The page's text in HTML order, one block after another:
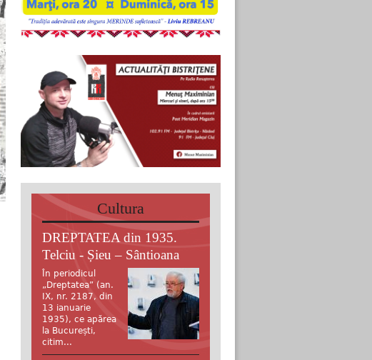
Cultura
DREPTATEA din 1935.
Telciu - Șieu – Sântioana
În periodicul
„Dreptatea” (an.
IX, nr. 2187, din
13 ianuarie
1935), ce apărea
la București,
citim...